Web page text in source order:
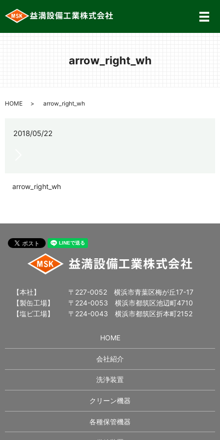
メ
arrow_right_wh
HOME arrow_right_wh
2018/05/22
arrow_right_wh
【本社】
〒227-0052 横浜市青葉区梅が丘17-17
【製缶工場】
〒224-0053 横浜市都筑区池辺町4710
【塩ビ工場】
〒224-0043 横浜市都筑区折本町2152
HOME
会社紹介
洗浄装置
クリーン機器
各種保管機器